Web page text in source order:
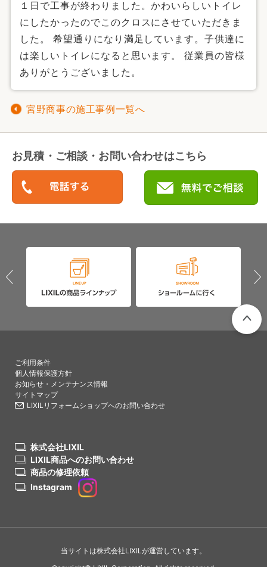
１日で工事が終わりました。かわいらしいトイレ
にしたかったのでこのクロスにさせていただきま
した。 希望通りになり満足しています。子供達に
は楽しいトイレになると思います。 従業員の皆様
ありがとうございました。
宮野商事の施工事例一覧へ
お見積・ご相談・お問い合わせはこちら
ご利用条件
個人情報保護方針
お知らせ・メンテナンス情報
サイトマップ
LIXILリフォームショップへのお問い合わせ
株式会社LIXIL
LIXIL商品へのお問い合わせ
商品の修理依頼
Instagram
当サイトは株式会社LIXILが運営しています。